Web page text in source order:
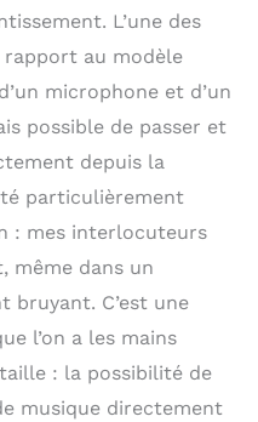
par
(GPS et
précise et
Pour un suivi
lors de vos
physiques et
votre vie
GT 2 vous
la vie
grâce à ses
telles
le suivi
L’une des
au modèle
microphone et d’un
possible de passer et
depuis la
particulièrement
: mes interlocuteurs
même dans un
bruyant. C’est une
l’on a les mains
: la possibilité de
musique directement